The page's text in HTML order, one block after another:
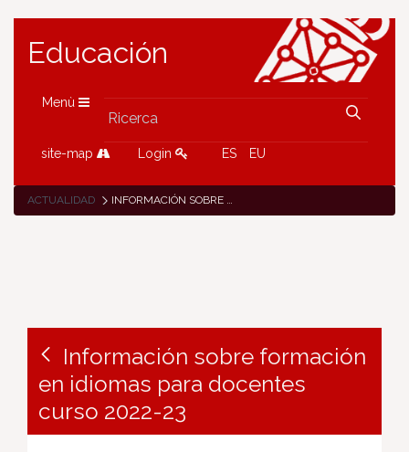
Educación
Menù
site-map Login ES EU
ACTUALIDAD INFORMACIÓN SOBRE FORMACIÓN EN IDIOMAS PARA DOCENTES CURSO 2022-23
Información sobre formación
en idiomas para docentes
curso 2022-23